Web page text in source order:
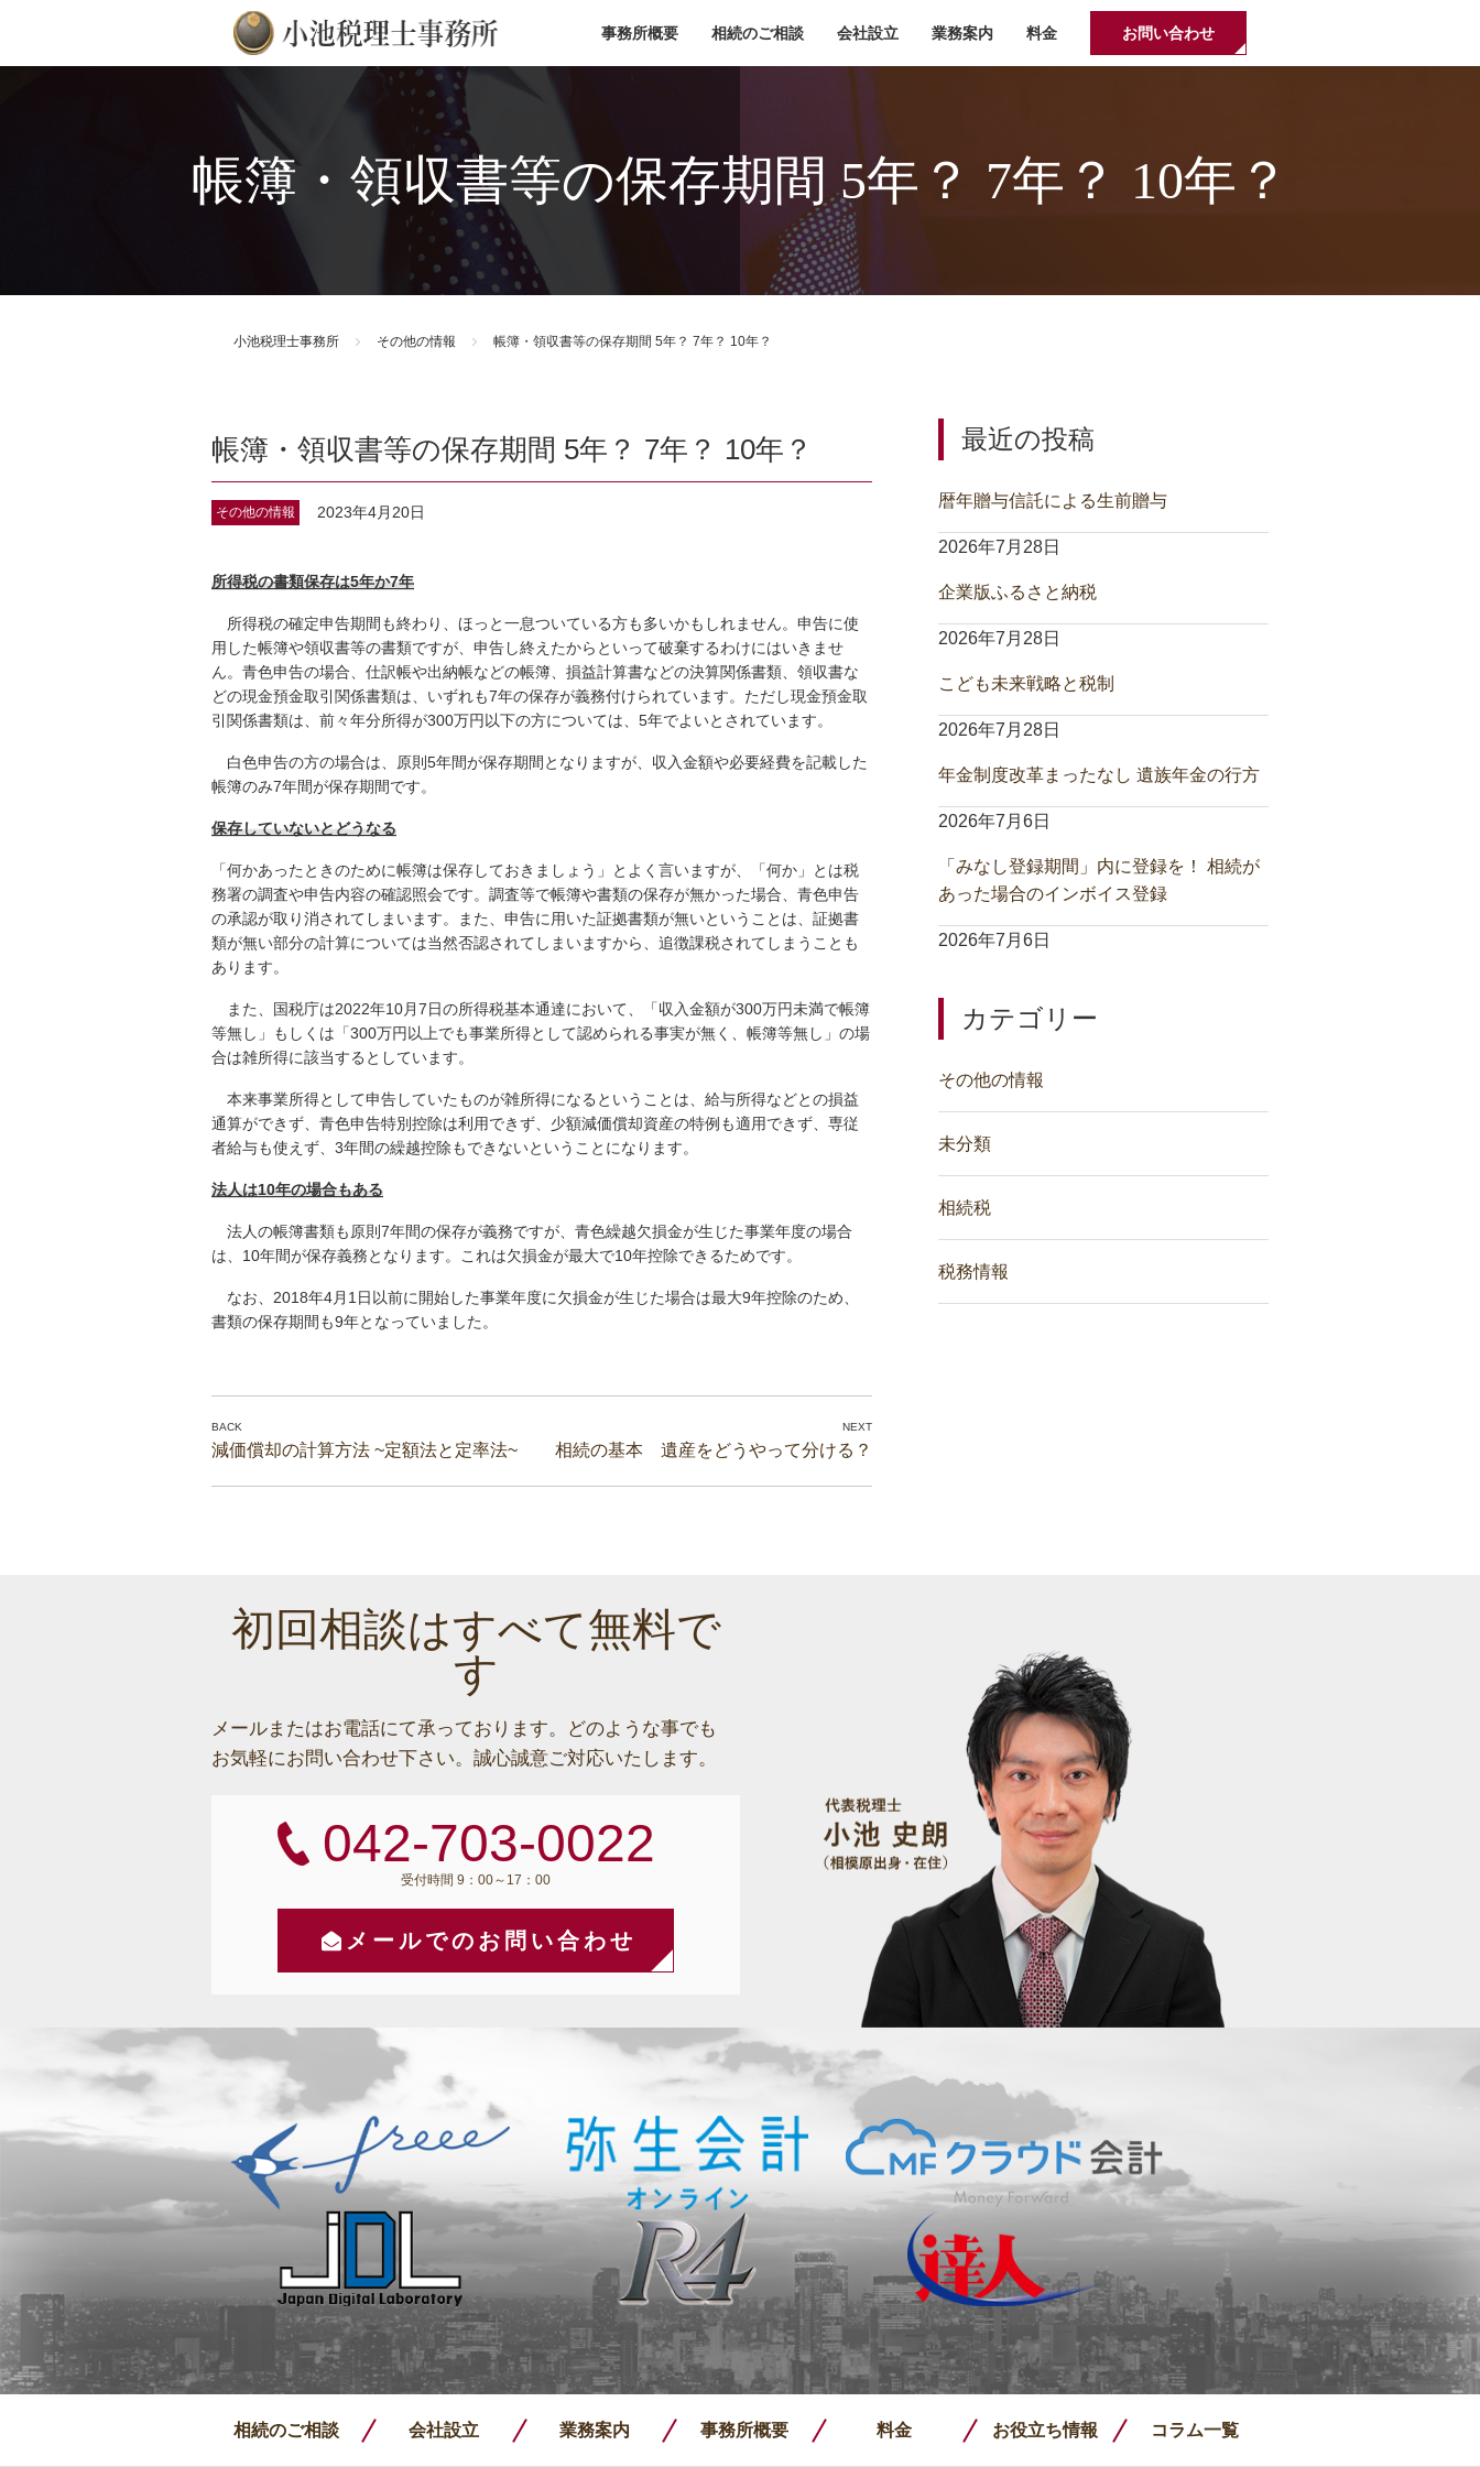
小池税理士事務所事務所概要 相続のご相談 会社設立 業務案内 料金 お問い合わせ
帳簿・領収書等の保存期間 5年？ 7年？ 10年？
小池税理士事務所 その他の情報 帳簿・領収書等の保存期間 5年？ 7年？ 10年？
帳簿・領収書等の保存期間 5年？ 7年？ 10年？
その他の情報 2023年4月20日
所得税の書類保存は5年か7年
所得税の確定申告期間も終わり、ほっと一息ついている方も多いかもしれません。申告に使
用した帳簿や領収書等の書類ですが、申告し終えたからといって破棄するわけにはいきませ
ん。青色申告の場合、仕訳帳や出納帳などの帳簿、損益計算書などの決算関係書類、領収書な
どの現金預金取引関係書類は、いずれも7年の保存が義務付けられています。ただし現金預金取
引関係書類は、前々年分所得が300万円以下の方については、5年でよいとされています。
白色申告の方の場合は、原則5年間が保存期間となりますが、収入金額や必要経費を記載した
帳簿のみ7年間が保存期間です。
保存していないとどうなる
「何かあったときのために帳簿は保存しておきましょう」とよく言いますが、「何か」とは税
務署の調査や申告内容の確認照会です。調査等で帳簿や書類の保存が無かった場合、青色申告
の承認が取り消されてしまいます。また、申告に用いた証拠書類が無いということは、証拠書
類が無い部分の計算については当然否認されてしまいますから、追徴課税されてしまうことも
あります。
また、国税庁は2022年10月7日の所得税基本通達において、「収入金額が300万円未満で帳簿
等無し」もしくは「300万円以上でも事業所得として認められる事実が無く、帳簿等無し」の場
合は雑所得に該当するとしています。
本来事業所得として申告していたものが雑所得になるということは、給与所得などとの損益
通算ができず、青色申告特別控除は利用できず、少額減価償却資産の特例も適用できず、専従
者給与も使えず、3年間の繰越控除もできないということになります。
法人は10年の場合もある
法人の帳簿書類も原則7年間の保存が義務ですが、青色繰越欠損金が生じた事業年度の場合
は、10年間が保存義務となります。これは欠損金が最大で10年控除できるためです。
なお、2018年4月1日以前に開始した事業年度に欠損金が生じた場合は最大9年控除のため、
書類の保存期間も9年となっていました。
減価償却の計算方法 ~定額法と定率法~ 相続の基本 遺産をどうやって分ける？
最近の投稿
暦年贈与信託による生前贈与
2026年7月28日
企業版ふるさと納税
2026年7月28日
こども未来戦略と税制
2026年7月28日
年金制度改革まったなし 遺族年金の行方
2026年7月6日
「みなし登録期間」内に登録を！ 相続が
あった場合のインボイス登録
2026年7月6日
カテゴリー
その他の情報
未分類
相続税
税務情報
初回相談はすべて無料で
す
メールまたはお電話にて承っております。
どのような事でも
お気軽にお問い合わせ下さい。 誠心誠意ご対応いたします。
042-703-0022
受付時間 9：00～17：00
メールでのお問い合わせ
相続のご相談 会社設立 業務案内 事務所概要 料金 お役立ち情報 コラム一覧